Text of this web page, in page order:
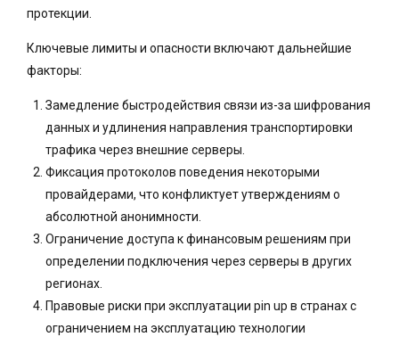
протекции.
Ключевые лимиты и опасности включают дальнейшие
факторы:
Замедление быстродействия связи из-за шифрования
данных и удлинения направления транспортировки
трафика через внешние серверы.
Фиксация протоколов поведения некоторыми
провайдерами, что конфликтует утверждениям о
абсолютной анонимности.
Ограничение доступа к финансовым решениям при
определении подключения через серверы в других
регионах.
Правовые риски при эксплуатации pin up в странах с
ограничением на эксплуатацию технологии